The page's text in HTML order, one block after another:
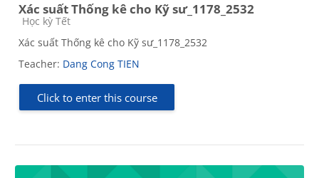
Xác suất Thống kê cho Kỹ sư_1178_2532
Course category
Học kỳ Tết
Xác suất Thống kê cho Kỹ sư_1178_2532
Teacher: Dang Cong TIEN
Click to enter this course